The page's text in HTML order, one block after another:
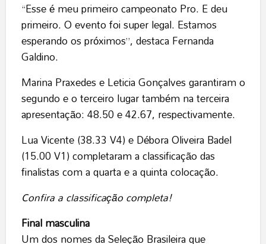
“Esse é meu primeiro campeonato Pro. E deu
primeiro. O evento foi super legal. Estamos
esperando os próximos”, destaca Fernanda
Galdino.
Marina Praxedes e Leticia Gonçalves garantiram o
segundo e o terceiro lugar também na terceira
apresentação: 48.50 e 42.67, respectivamente.
Lua Vicente (38.33 V4) e Débora Oliveira Badel
(15.00 V1) completaram a classificação das
finalistas com a quarta e a quinta colocação.
Confira a classificação completa!
Final masculina
Um dos nomes da Seleção Brasileira que